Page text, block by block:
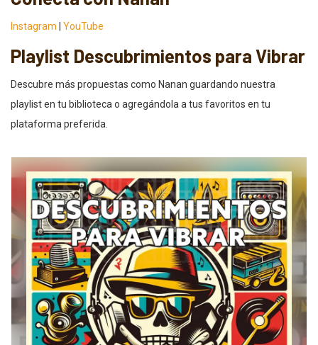
Instagram YouTube
Playlist Descubrimientos para Vibrar
Descubre más propuestas como Nanan guardando nuestra
playlist en tu biblioteca o agregándola a tus favoritos en tu
plataforma preferida.